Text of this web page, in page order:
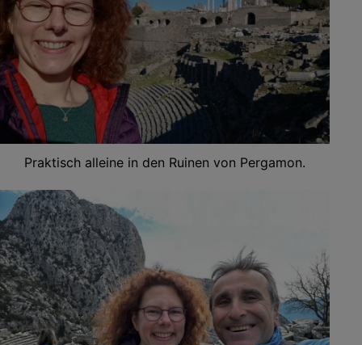
Praktisch alleine in den Ruinen von Pergamon.